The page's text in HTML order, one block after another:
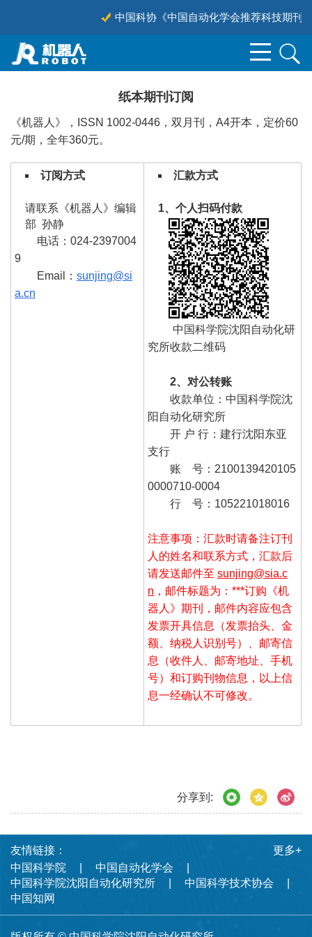
中国科协《中国自动化学会推荐科技期刊
纸本期刊订阅
《机器人》，ISSN 1002-0446，双月刊，A4开本，定价60
元/期，全年360元。
订阅方式
请联系《机器人》编辑
部 孙静
电话：024-2397004
9
Email： sunjing@si
a.cn
汇款方式
1、个人扫码付款
中国科学院沈阳自动化研
究所收款二维码
2、对公转账
收款单位：中国科学院沈
阳自动化研究所
开 户 行：建行沈阳东亚
支行
账 号：2100139420105
0000710-0004
行 号：105221018016
注意事项：汇款时请备注订刊
人的姓名和联系方式，汇款后
请发送邮件至 sunjing@sia.c
n ，邮件标题为：***订购《机
器人》期刊，邮件内容应包含
发票开具信息（发票抬头、金
额、纳税人识别号）、邮寄信
息（收件人、邮寄地址、手机
号）和订购刊物信息，以上信
息一经确认不可修改。
分享到:
友情链接：
中国科学院
中国自动化学会
中国科学院沈阳自动化研究所
中国科学技术协会
中国知网
更多+